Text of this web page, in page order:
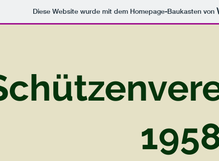
Diese Website wurde mit dem Homepage-Baukasten von